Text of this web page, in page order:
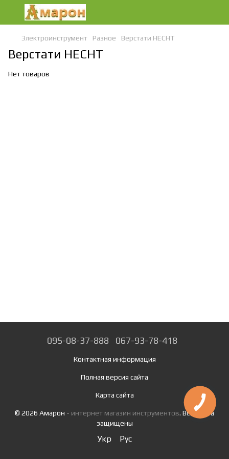
Электроинструмент Разное Верстати HECHT
Верстати HECHT
Нет товаров
095-08-37-888 067-93-78-418
Контактная информация
Полная версия сайта
Карта сайта
© 2026 Амарон - интернет магазин инструментов. Все права
защищены
Укр Рус